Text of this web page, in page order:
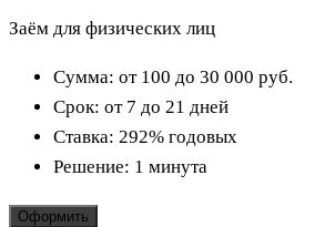
Заём для физических лиц
Сумма: от 100 до 30 000 руб.
Срок: от 7 до 21 дней
Ставка: 292% годовых
Решение: 1 минута
Оформить